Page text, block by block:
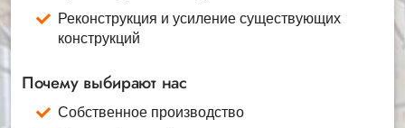
Реконструкция и усиление существующих
конструкций
Почему выбирают нас
Собственное производство